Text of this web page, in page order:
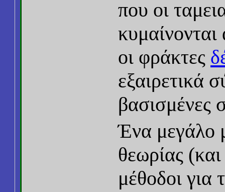
που οι
οι φράκτες
εξαιρετικά
βασισμένες
Ένα μεγάλο
θεωρίας
μέθοδοι για